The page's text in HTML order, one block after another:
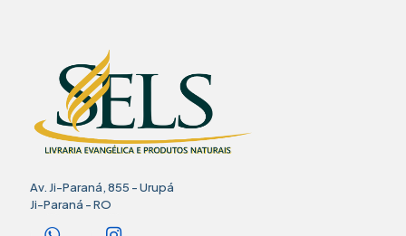
Av. Ji-Paraná, 855 - Urupá
Ji-Paraná - RO